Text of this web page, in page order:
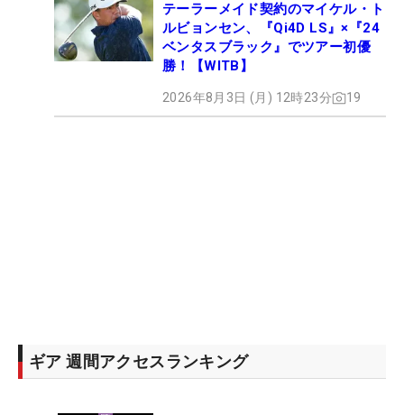
テーラーメイド契約のマイケル・ト
ルビョンセン、『Qi4D LS』×『24
ベンタスブラック』でツアー初優
勝！【WITB】
2026年8月3日 (月) 12時23分 19
ギア 週間アクセスランキング